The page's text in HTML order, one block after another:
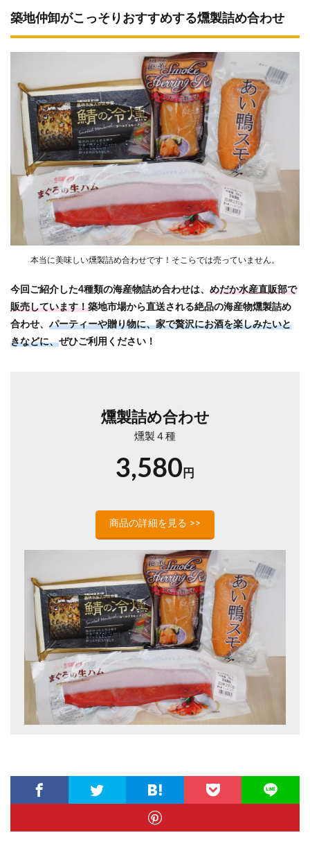
築地仲卸がこっそりおすすめする燻製詰め合わせ
本当に美味しい燻製詰め合わせです！そこらでは売っていません。
今回ご紹介した4種類の海産物詰め合わせは、 めだか水産直販部で
販売しています！築地市場から直送される絶品の海産物燻製詰め
合わせ、 パーティーや贈り物に、家で贅沢にお酒を楽しみたいと
きなどに、ぜひご利用ください！
燻製詰め合わせ
燻製４種
3,580 円
商品の詳細を見る >>